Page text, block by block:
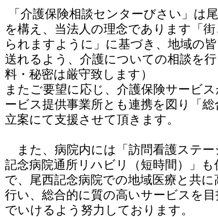
「介護保険相談センターびさい」は
を構え、当法人の理念であります「
られますように」に基づき、地域の
送れるよう、介護についての相談を
料・秘密は厳守致します）
またご要望に応じ、介護保険サービ
ービス提供事業所とも連携を図り「
立案にて支援させて頂きます。
また、病院内には「訪問看護ステ
記念病院通所リハビリ（短時間）」
で、尾西記念病院での地域医療と共
行い、総合的に質の高いサービスを
でいけるよう努力しております。